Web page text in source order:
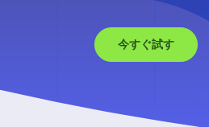
今すぐ試す